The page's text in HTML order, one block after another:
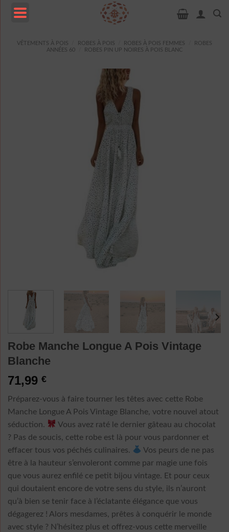
VÊTEMENTS À POIS ROBES À POIS ROBES À POIS FEMMES
ROBES
ANNÉES 60
ROBES PIN UP NOIRES À POIS BLANC
Robe Manche Longue A Pois Vintage
Blanche
71,99 €
Préparez-vous à faire tourner les têtes avec cette Robe
Manche Longue A Pois Vintage Blanche, votre nouvel atout
séduction.
Vous avez raté le dernier gâteau au chocolat
? Pas de soucis, cette robe est là pour vous pardonner et
effacer tous vos péchés culinaires.
Vos peurs de ne pas
être à la hauteur s’envoleront comme par magie une fois
que vous aurez enfilé ce petit bijou vintage. Et pour ceux
qui doutaient encore de votre sens du style, ils n’auront
qu’à bien se tenir face à l’éclatante élégance que vous
dégagerez ! Alors mesdames, prêtes à conquérir le monde
avec style ? N’hésitez plus et offrez-vous cette merveille